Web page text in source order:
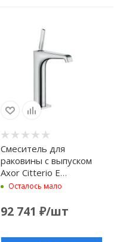
Смеситель для
раковины с выпуском
Axor Citterio E
36103000
Осталось мало
92 741 ₽/шт